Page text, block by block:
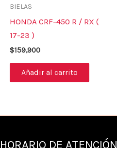
BIELAS
HONDA CRF-450 R / RX (
17-23 )
$159,900
Añadir al carrito
HORARIO DE ATENCIÓN